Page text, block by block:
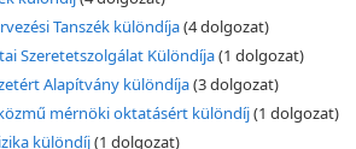
Tanszék különdíja(4 dolgozat)
Szeretetszolgálat Különdíja(1 dolgozat)
Alapítvány különdíja(3 dolgozat)
mérnöki oktatásért különdíj(1 dolgozat)
különdíj(1 dolgozat)